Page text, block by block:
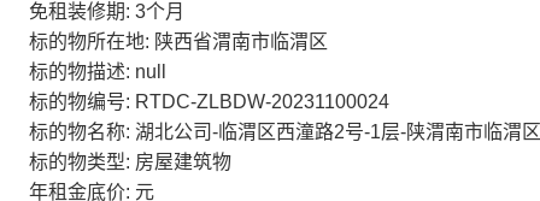
免租装修期: 3个月
标的物所在地: 陕西省渭南市临渭区
标的物描述: null
标的物编号: RTDC-ZLBDW-20231100024
标的物名称: 湖北公司-临渭区西潼路2号-1层-陕渭南市临渭
标的物类型: 房屋建筑物
年租金底价: 元